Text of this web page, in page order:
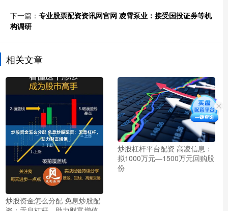
下一篇： 专业股票配资资讯网官网 凌霄泵业：接受国投证券等机
构调研
相关文章
炒股资金怎么分配 免息炒股配
炒股杠杆平台配资 高凌信息：
拟1000万元—1500万元回购股
份